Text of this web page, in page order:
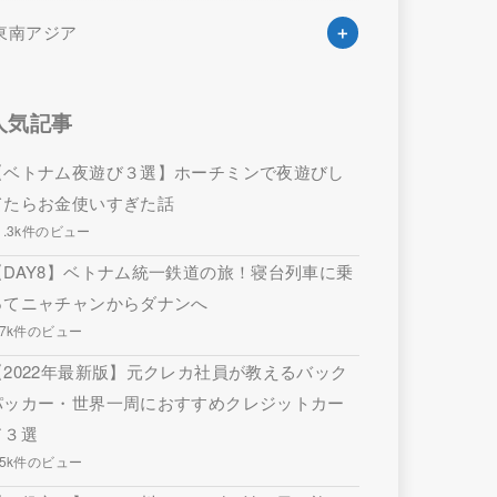
南アジア
気記事
ベトナム夜遊び３選】ホーチミンで夜遊びし
たらお金使いすぎた話
件のビュー
DAY8】ベトナム統一鉄道の旅！寝台列車に乗
てニャチャンからダナンへ
件のビュー
2022年最新版】元クレカ社員が教えるバック
カー・世界一周におすすめクレジットカー
３選
件のビュー